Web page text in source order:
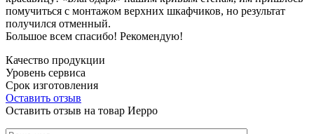
помучиться с монтажом верхних шкафчиков, но результат
получился отменный.
Большое всем спасибо! Рекомендую!
Качество продукции
Уровень сервиса
Срок изготовления
Оставить отзыв
Оставить отзыв на товар Иерро